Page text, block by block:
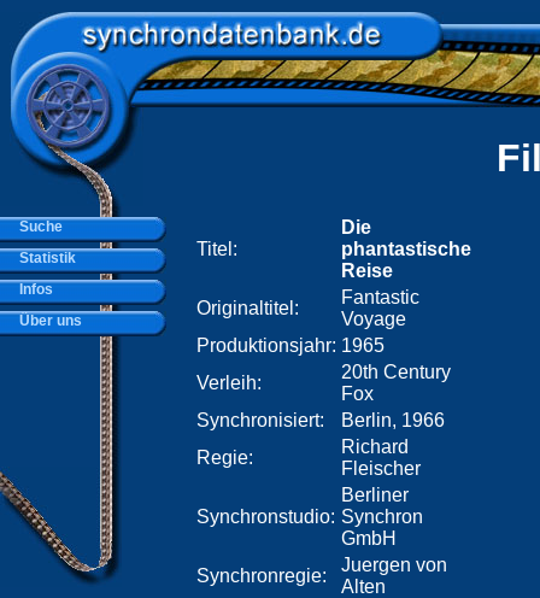
Titel:
Die
phantastische
Reise
Originaltitel:
Fantastic
Voyage
Produktionsjahr: 1965
Verleih:
20th Century
Fox
Synchronisiert:
Berlin, 1966
Regie:
Richard
Fleischer
Synchronstudio:
Berliner
Synchron
GmbH
Synchronregie:
Juergen von
Alten
Suche
Statistik
Infos
Über uns